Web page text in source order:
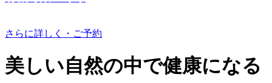
さらに詳しく・ご予約
美しい⾃然の中で健康になる